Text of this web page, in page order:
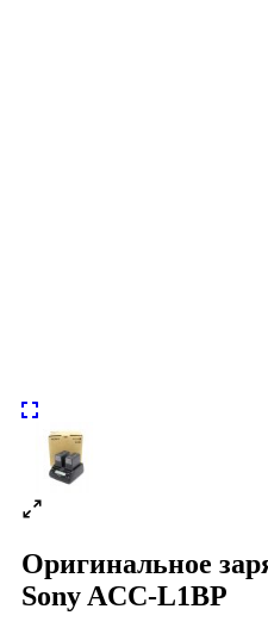
Оригинальное
Sony ACC-L1BP